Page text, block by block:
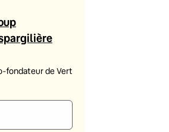
fondateur de Vert